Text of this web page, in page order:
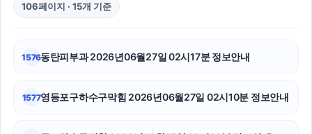
김해이혼전문변호사
106페이지 · 15개 기준
1576동탄피부과 2026년06월27일 02시17분 정보안내
1577영등포구하수구막힘 2026년06월27일 02시10분 정보안내